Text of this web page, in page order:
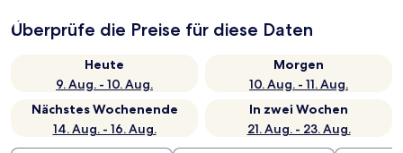
Überprüfe die Preise für diese Daten
Heute
9. Aug. - 10. Aug.
Morgen
10. Aug. - 11. Aug.
Nächstes Wochenende
14. Aug. - 16. Aug.
In zwei Wochen
21. Aug. - 23. Aug.